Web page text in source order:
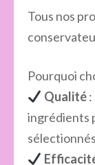
Tous nos
Pourquoi
Qualité:
ingrédients